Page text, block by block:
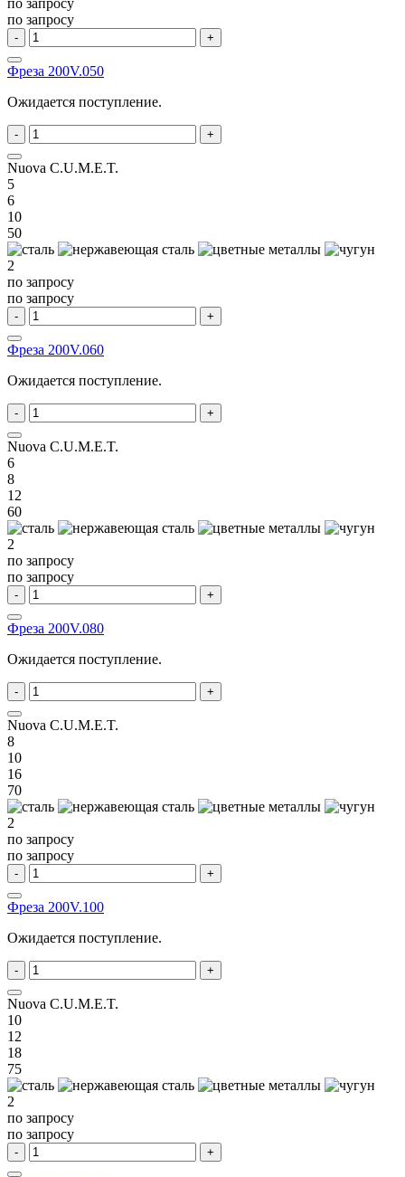
по запросу
- +
Фреза 200V.050
Ожидается поступление.
- +
Nuova C.U.M.E.T.
5
6
10
50
2
по запросу
по запросу
- +
Фреза 200V.060
Ожидается поступление.
- +
Nuova C.U.M.E.T.
6
8
12
60
2
по запросу
по запросу
- +
Фреза 200V.080
Ожидается поступление.
- +
Nuova C.U.M.E.T.
8
10
16
70
2
по запросу
по запросу
- +
Фреза 200V.100
Ожидается поступление.
- +
Nuova C.U.M.E.T.
10
12
18
75
2
по запросу
по запросу
- +